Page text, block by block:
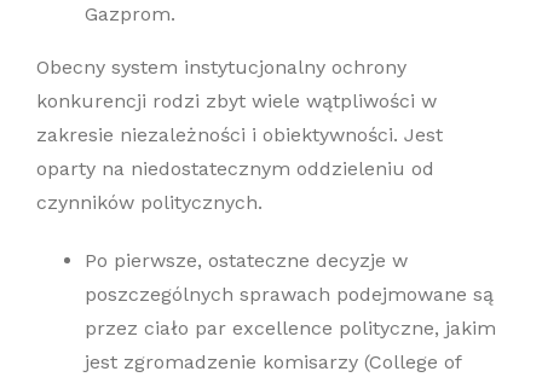
Gazprom.
Obecny system instytucjonalny ochrony
konkurencji rodzi zbyt wiele wątpliwości w
zakresie niezależności i obiektywności. Jest
oparty na niedostatecznym oddzieleniu od
czynników politycznych.
Po pierwsze, ostateczne decyzje w
poszczególnych sprawach podejmowane są
przez ciało par excellence polityczne, jakim
jest zgromadzenie komisarzy (College of